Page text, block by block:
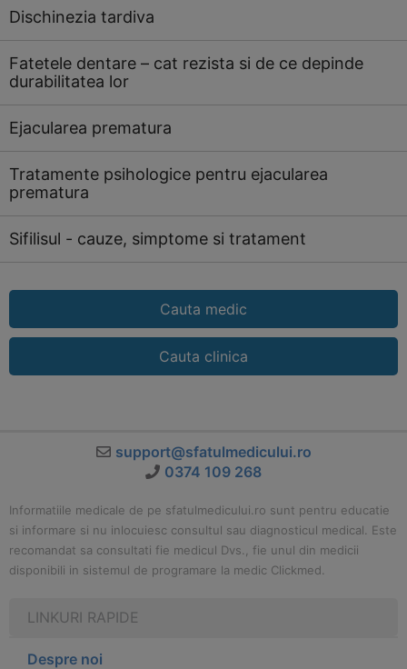
Dischinezia tardiva
Fatetele dentare – cat rezista si de ce depinde
durabilitatea lor
Ejacularea prematura
Tratamente psihologice pentru ejacularea
prematura
Sifilisul - cauze, simptome si tratament
Cauta medic
Cauta clinica
support@sfatulmedicului.ro
0374 109 268
Informatiile medicale de pe sfatulmedicului.ro sunt pentru educatie
si informare si nu inlocuiesc consultul sau diagnosticul medical. Este
recomandat sa consultati fie medicul Dvs., fie unul din medicii
disponibili in sistemul de programare la medic Clickmed.
LINKURI RAPIDE
Despre noi